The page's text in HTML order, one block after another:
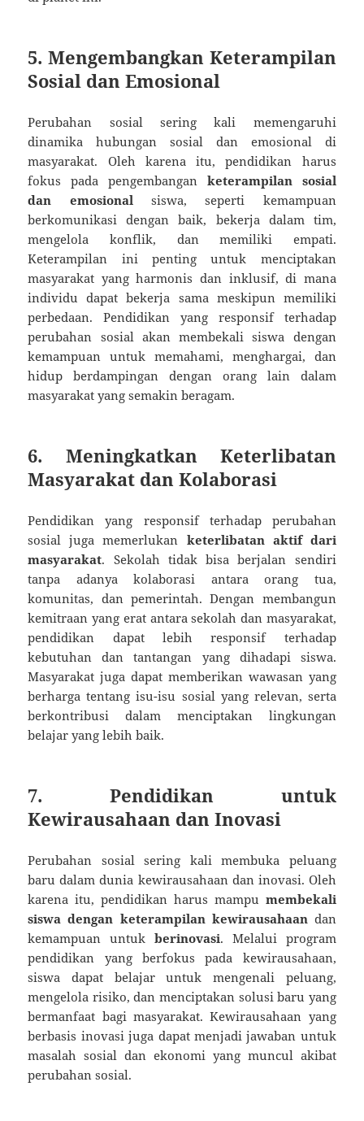
5. Mengembangkan Keterampilan
Sosial dan Emosional
Perubahan sosial sering kali memengaruhi
dinamika hubungan sosial dan emosional di
masyarakat. Oleh karena itu, pendidikan harus
fokus pada pengembangan keterampilan sosial
dan emosional siswa, seperti kemampuan
berkomunikasi dengan baik, bekerja dalam tim,
mengelola konflik, dan memiliki empati.
Keterampilan ini penting untuk menciptakan
masyarakat yang harmonis dan inklusif, di mana
individu dapat bekerja sama meskipun memiliki
perbedaan. Pendidikan yang responsif terhadap
perubahan sosial akan membekali siswa dengan
kemampuan untuk memahami, menghargai, dan
hidup berdampingan dengan orang lain dalam
masyarakat yang semakin beragam.
6. Meningkatkan Keterlibatan
Masyarakat dan Kolaborasi
Pendidikan yang responsif terhadap perubahan
sosial juga memerlukan keterlibatan aktif dari
masyarakat. Sekolah tidak bisa berjalan sendiri
tanpa adanya kolaborasi antara orang tua,
komunitas, dan pemerintah. Dengan membangun
kemitraan yang erat antara sekolah dan masyarakat,
pendidikan dapat lebih responsif terhadap
kebutuhan dan tantangan yang dihadapi siswa.
Masyarakat juga dapat memberikan wawasan yang
berharga tentang isu-isu sosial yang relevan, serta
berkontribusi dalam menciptakan lingkungan
belajar yang lebih baik.
7. Pendidikan untuk
Kewirausahaan dan Inovasi
Perubahan sosial sering kali membuka peluang
baru dalam dunia kewirausahaan dan inovasi. Oleh
karena itu, pendidikan harus mampu membekali
siswa dengan keterampilan kewirausahaan dan
kemampuan untuk berinovasi. Melalui program
pendidikan yang berfokus pada kewirausahaan,
siswa dapat belajar untuk mengenali peluang,
mengelola risiko, dan menciptakan solusi baru yang
bermanfaat bagi masyarakat. Kewirausahaan yang
berbasis inovasi juga dapat menjadi jawaban untuk
masalah sosial dan ekonomi yang muncul akibat
perubahan sosial.